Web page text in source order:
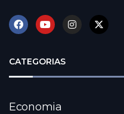
CATEGORIAS
Economia